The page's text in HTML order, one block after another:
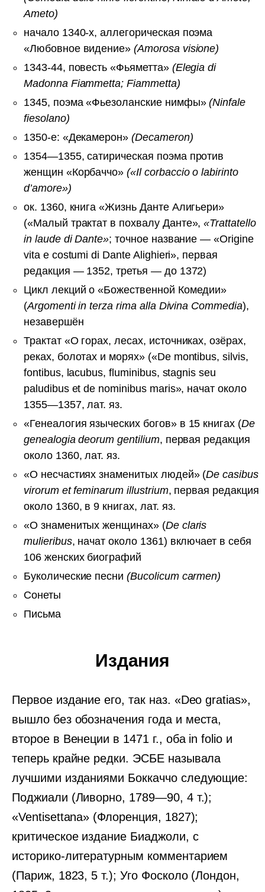
Ameto)
начало 1340-х, аллегорическая поэма
«Любовное видение»(Amorosa visione)
1343-44, повесть «Фьяметта» (Elegia di
Madonna Fiammetta; Fiammetta)
1345, поэма «Фьезоланские нимфы»(Ninfale
fiesolano)
1350-е: «Декамерон»(Decameron)
1354—1355, сатирическая поэма против
женщин «Корбаччо»(«Il corbaccio о labirinto
d’amore»)
ок. 1360, книга «Жизнь Данте Алигьери»
(«Малый трактат в похвалу Данте»,«Trattatello
in laude di Dante»; точное название — «Origine
vita е costumi di Dante Alighieri», первая
редакция — 1352, третья — до 1372)
Цикл лекций о «Божественной Комедии»
(Argomenti in terza rima alla Divina Commedia),
незавершён
Трактат «О горах, лесах, источниках, озёрах,
реках, болотах и морях» («De montibus, silvis,
fontibus, lacubus, fluminibus, stagnis seu
paludibus et de nominibus maris», начат около
1355—1357, лат. яз.
«Генеалогия языческих богов» в 15 книгах (De
genealogia deorum gentilium, первая редакция
около 1360, лат. яз.
«О несчастиях знаменитых людей» (De casibus
virorum et feminarum illustrium, первая редакция
около 1360, в 9 книгах, лат. яз.
«О знаменитых женщинах» (De claris
mulieribus, начат около 1361) включает в себя
106 женских биографий
Буколические песни(Bucolicum carmen)
Сонеты
Письма
Издания
Первое издание его, так наз. «Deo gratias»,
вышло без обозначения года и места,
второе в Венеции в 1471 г., оба in folio и
теперь крайне редки. ЭСБЕ называла
лучшими изданиями Боккаччо следующие:
Поджиали (Ливорно, 1789—90, 4 т.);
«Ventisettana» (Флоренция, 1827);
критическое издание Биаджоли, с
историко-литературным комментарием
(Париж, 1823, 5 т.); Уго Фосколо (Лондон,